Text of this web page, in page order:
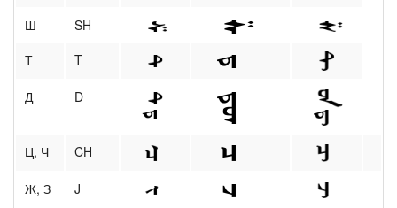
Ш
SH
Т
T
Д D
Ц, Ч CH
Ж, З
J